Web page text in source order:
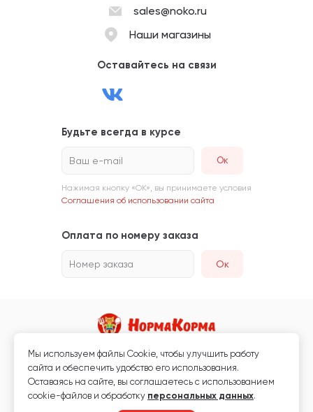
sales@noko.ru
Наши магазины
Оставайтесь на связи
Будьте всегда в курсе
Ваш e-mail
Нажимая кнопку «ОК», вы принимаете условия
Соглашения об использовании сайта
Оплата по номеру заказа
Номер заказа Ок
Магазин кормов для животных и ветаптека
Любая информация, размещённая на сайте, не является публичной
офертой.
Мы используем файлы Сookie, чтобы улучшить работу
сайта и обеспечить удобство его использования.
Оставаясь на сайте, вы соглашаетесь с использованием
cookie-файлов и обработку персональных данных.